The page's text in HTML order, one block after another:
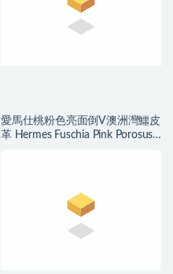
愛馬仕桃粉色亮面倒V澳洲灣鱷皮
革 Hermes Fuschia Pink Porosus